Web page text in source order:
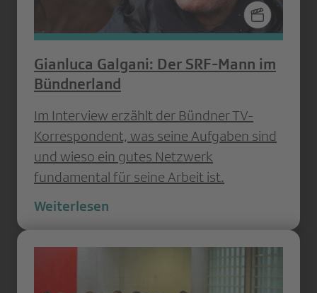
Gianluca Galgani: Der SRF-Mann im
Bündnerland
Im Interview erzählt der Bündner TV-
Korrespondent, was seine Aufgaben sind
und wieso ein gutes Netzwerk
fundamental für seine Arbeit ist.
Weiterlesen